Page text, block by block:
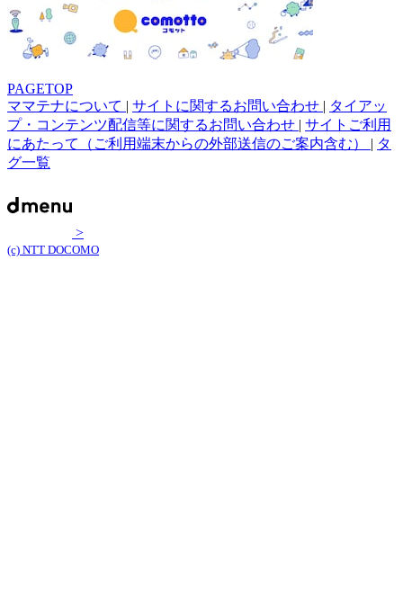
PAGETOP
ママテナについて | サイトに関するお問い合わせ | タイアッ
プ・コンテンツ配信等に関するお問い合わせ | サイトご利用
にあたって（ご利用端末からの外部送信のご案内含む） | タ
グ一覧
>
(c) NTT DOCOMO